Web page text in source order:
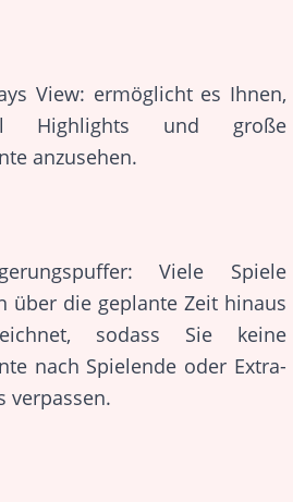
View: ermöglicht es Ihnen,
Highlights und große
anzusehen.
Viele Spiele
über die geplante Zeit hinaus
sodass Sie keine
nach Spielende oder Extra-
verpassen.